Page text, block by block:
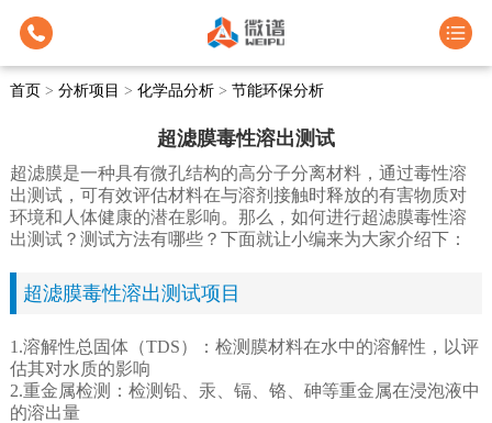
首页> 分析项目 > 化学品分析> 节能环保分析
超滤膜毒性溶出测试
超滤膜是一种具有微孔结构的高分子分离材料，通过毒性溶
出测试，可有效评估材料在与溶剂接触时释放的有害物质对
环境和人体健康的潜在影响。那么，如何进行超滤膜毒性溶
出测试？测试方法有哪些？下面就让小编来为大家介绍下：
超滤膜毒性溶出测试项目
1.溶解性总固体（TDS）：检测膜材料在水中的溶解性，以评
估其对水质的影响
2.重金属检测：检测铅、汞、镉、铬、砷等重金属在浸泡液中
的溶出量